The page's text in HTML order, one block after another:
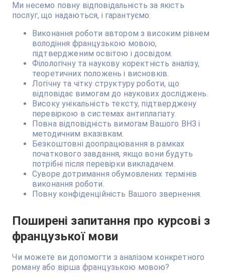
Ми несемо повну відповідальність за якість
послуг, що надаються, і гарантуємо:
Виконання роботи автором з високим рівнем
володіння французькою мовою,
підтвердженим освітою і досвідом.
Філологічну та наукову коректність аналізу,
теоретичних положень і висновків.
Логічну та чітку структуру роботи, що
відповідає вимогам до наукових досліджень.
Високу унікальність тексту, підтверджену
перевіркою в системах антиплагіату.
Повна відповідність вимогам Вашого ВНЗ і
методичним вказівкам.
Безкоштовні доопрацювання в рамках
початкового завдання, якщо вони будуть
потрібні після перевірки викладачем.
Суворе дотримання обумовлених термінів
виконання роботи.
Повну конфіденційність Вашого звернення.
Поширені запитання про курсові з
французької мови
Чи можете ви допомогти з аналізом конкретного
роману або вірша французькою мовою?